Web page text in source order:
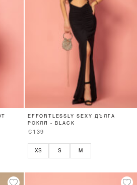
EFFORTLESSLY SEXY ДЪЛГА
РОКЛЯ - BLACK
€139
XS S M